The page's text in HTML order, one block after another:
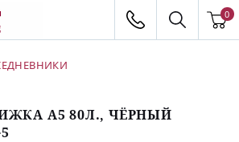
0
А5 80Л., ЧЁРНЫЙ